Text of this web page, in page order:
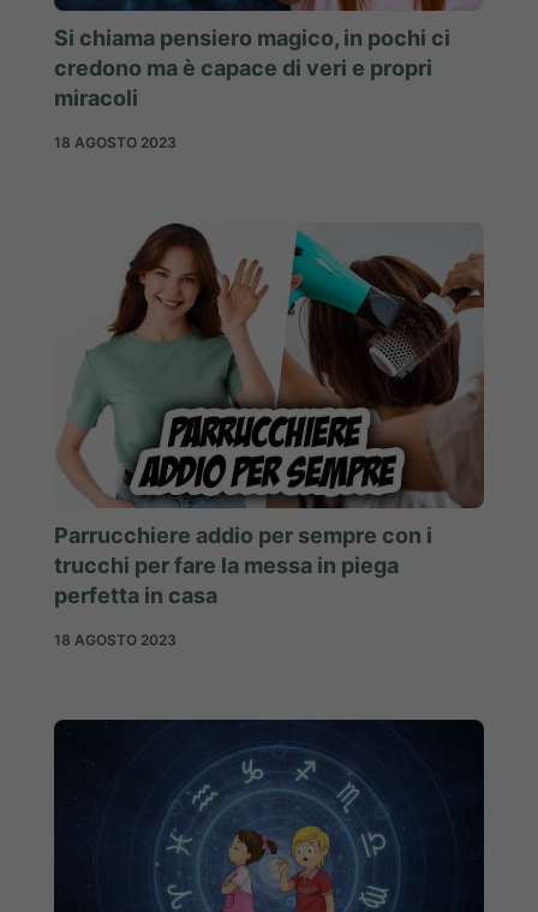
Si chiama pensiero magico, in pochi ci
credono ma è capace di veri e propri
miracoli
18 AGOSTO 2023
Parrucchiere addio per sempre con i
trucchi per fare la messa in piega
perfetta in casa
18 AGOSTO 2023